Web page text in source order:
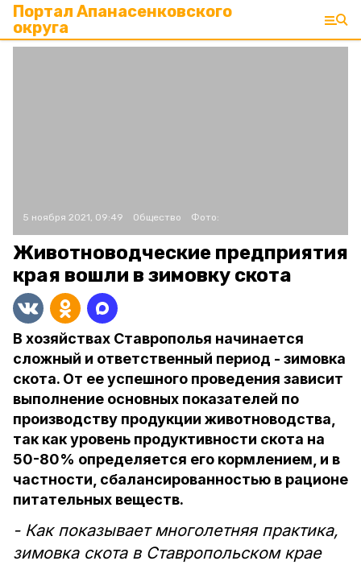
Портал Апанасенковского
округа
5 ноября 2021, 09:49 Общество Фото:
Животноводческие предприятия
края вошли в зимовку скота
В хозяйствах Ставрополья начинается
сложный и ответственный период - зимовка
скота. От ее успешного проведения зависит
выполнение основных показателей по
производству продукции животноводства,
так как уровень продуктивности скота на
50-80% определяется его кормлением, и в
частности, сбалансированностью в рационе
питательных веществ.
- Как показывает многолетняя практика,
зимовка скота в Ставропольском крае